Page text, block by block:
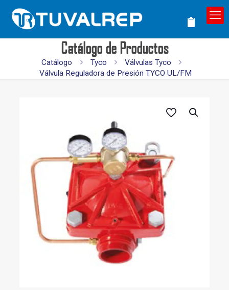
Catálogo de Productos
Catálogo Tyco
Válvulas Tyco
Válvula Reguladora de Presión TYCO UL/FM